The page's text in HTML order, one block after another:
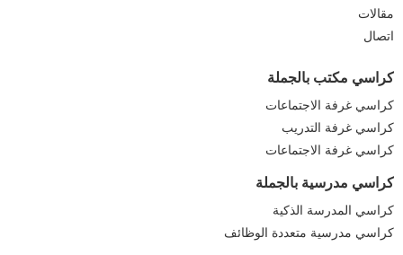
مقالات
اتصال
كراسي مكتب بالجملة
كراسي غرفة الاجتماعات
كراسي غرفة التدريب
كراسي غرفة الاجتماعات
كراسي مدرسية بالجملة
كراسي المدرسة الذكية
كراسي مدرسية متعددة الوظائف